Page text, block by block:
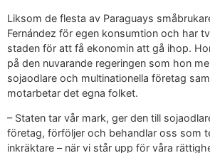
Liksom de flesta av Paraguays
Fernández för egen konsumtion och har
staden för att få ekonomin att gå ihop.
på den nuvarande regeringen som hon
sojaodlare och multinationella företag
motarbetar det egna folket.
– Staten tar vår mark, ger den till
företag, förföljer och behandlar oss som
inkräktare – när vi står upp för våra